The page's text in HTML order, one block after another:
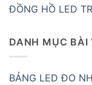
ĐỒNG HỒ LED
DANH MỤC BÀI
BẢNG LED ĐO